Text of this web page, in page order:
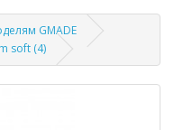
GMADE
soft (4)